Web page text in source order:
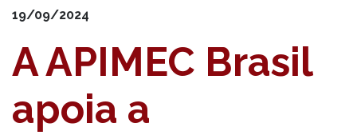
19/09/2024
A APIMEC Brasil
apoia a